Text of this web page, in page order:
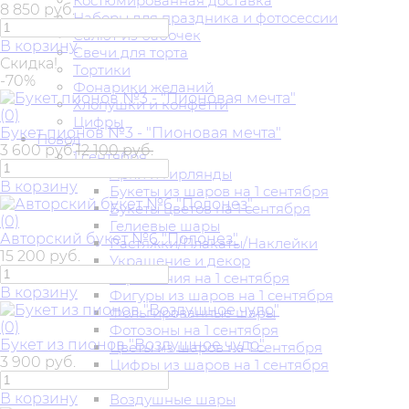
Наборы для праздника и фотосессии
Салют из бабочек
Свечи для торта
Тортики
Фонарики желаний
Хлопушки и конфетти
Цифры
Повод
1 сентября
Арки и гирлянды
Букеты из шаров на 1 сентября
Букеты цветов на 1 сентября
Гелиевые шары
Растяжки/Плакаты/Наклейки
Украшение и декор
Украшения на 1 сентября
Фигуры из шаров на 1 сентября
Фольгированные шары
Фотозоны на 1 сентября
Цветы из шаров на 1 сентября
Цифры из шаров на 1 сентября
Воздушные шары
8 850 руб.
В корзину
Скидка!
-70%
(0)
Букет пионов №3 - "Пионовая мечта"
3 600 руб.12 100 руб.
В корзину
(0)
Авторский букет №6 "Полонез"
15 200 руб.
В корзину
(0)
Букет из пионов "Воздушное чудо"
3 900 руб.
В корзину